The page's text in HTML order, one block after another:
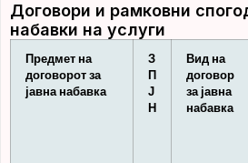
Договори и рамковни
набавки на услуги
Предмет на
договорот за
јавна набавка
З
П
Ј
Н
Вид на
договор
за јавна
набавка